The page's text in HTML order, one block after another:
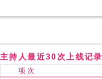
主持人最近30次上线记录
项 次